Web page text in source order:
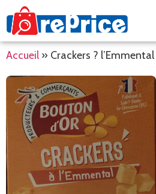
Accueil » Crackers ?